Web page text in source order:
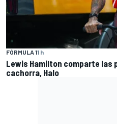
FÓRMULA 11 h
Lewis Hamilton comparte las
cachorra, Halo